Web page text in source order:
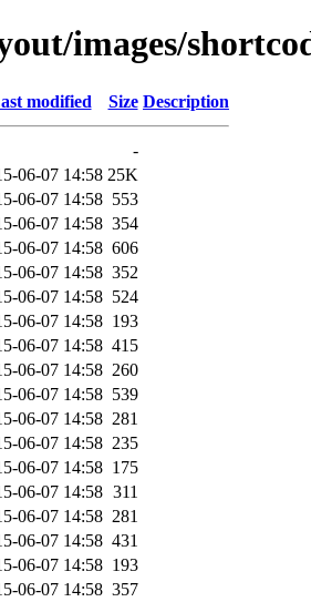
images/
modified Size Description
-
06-07 14:58 25K
06-07 14:58 553
06-07 14:58 354
06-07 14:58 606
06-07 14:58 352
06-07 14:58 524
06-07 14:58 193
06-07 14:58 415
06-07 14:58 260
06-07 14:58 539
06-07 14:58 281
06-07 14:58 235
06-07 14:58 175
06-07 14:58 311
06-07 14:58 281
06-07 14:58 431
06-07 14:58 193
06-07 14:58 357